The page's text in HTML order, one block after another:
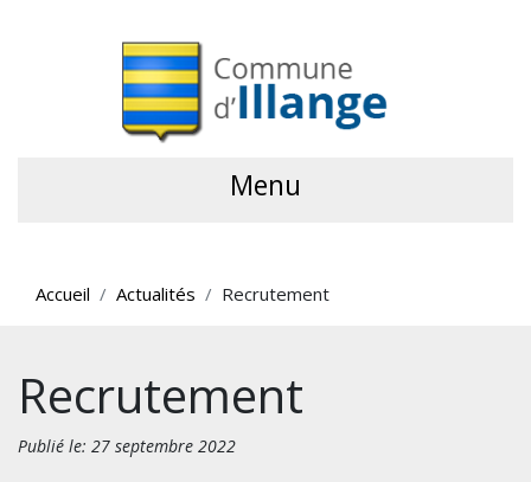
Menu
Accueil Actualités Recrutement
Recrutement
Publié le: 27 septembre 2022